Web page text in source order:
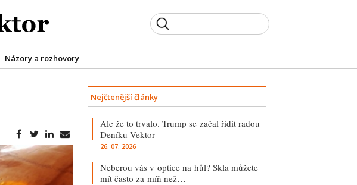
Názory a rozhovory
Nejčtenější články
Ale že to trvalo. Trump se začal řídit radou
Deníku Vektor
26. 07. 2026
Neberou vás v optice na hůl? Skla můžete
mít často za míň než…